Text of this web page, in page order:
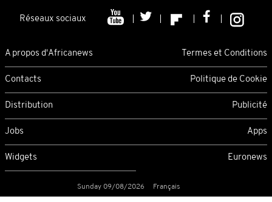
Réseaux sociaux
A propos d'Africanews Termes et Conditions
Contacts Politique de Cookie
Distribution Publicité
Jobs Apps
Widgets Euronews
Sunday 09/08/2026